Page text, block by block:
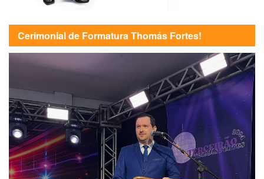
Cerimonial de Formatura Thomás Fortes!